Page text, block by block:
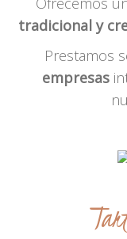
tradicional y
Prestamos
empresas